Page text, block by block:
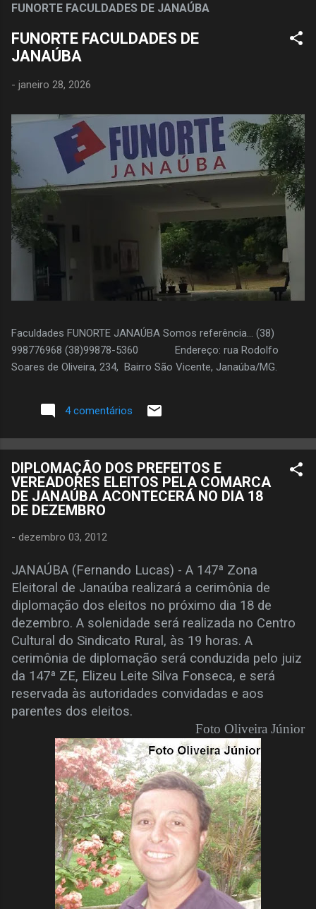
FUNORTE FACULDADES DE JANAÚBA
FUNORTE FACULDADES DE
JANAÚBA
- janeiro 28, 2026
Faculdades FUNORTE JANAÚBA Somos referência... (38)
998776968 (38)99878-5360 Endereço: rua Rodolfo
Soares de Oliveira, 234, Bairro São Vicente, Janaúba/MG.
4 comentários
DIPLOMAÇÃO DOS PREFEITOS E
VEREADORES ELEITOS PELA COMARCA
DE JANAÚBA ACONTECERÁ NO DIA 18
DE DEZEMBRO
- dezembro 03, 2012
JANAÚBA (Fernando Lucas) - A 147ª Zona
Eleitoral de Janaúba realizará a cerimônia de
diplomação dos eleitos no próximo dia 18 de
dezembro. A solenidade será realizada no Centro
Cultural do Sindicato Rural, às 19 horas. A
cerimônia de diplomação será conduzida pelo juiz
da 147ª ZE, Elizeu Leite Silva Fonseca, e será
reservada às autoridades convidadas e aos
parentes dos eleitos.
Foto Oliveira Júnior